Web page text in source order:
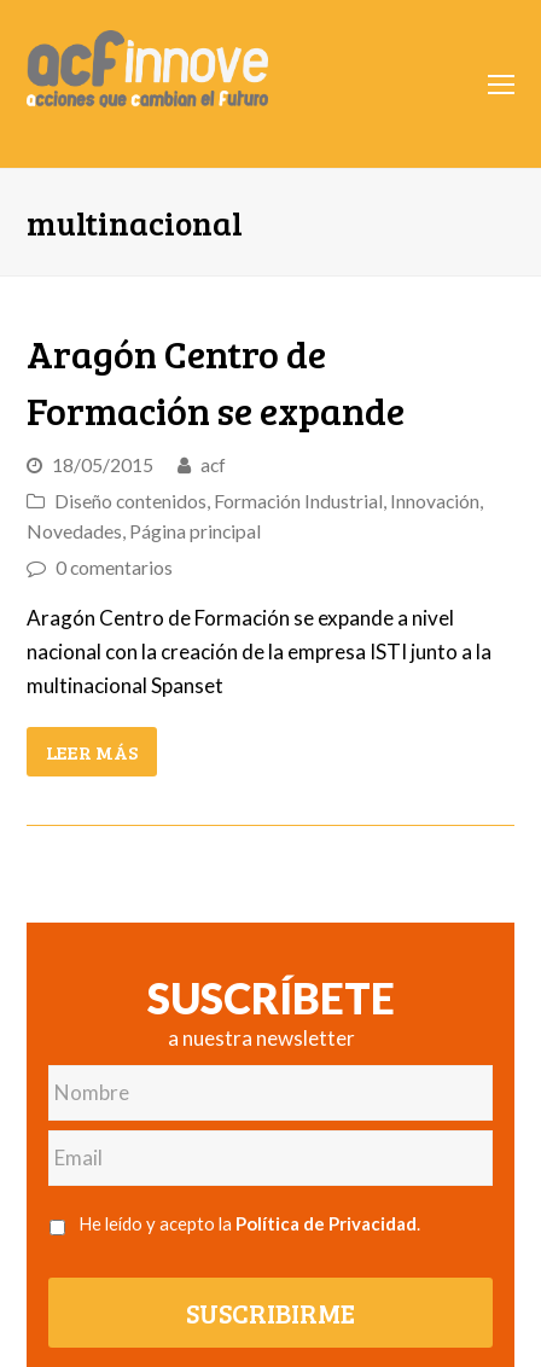
multinacional
Aragón Centro de
Formación se expande
18/05/2015
acf
Diseño contenidos, Formación Industrial, Innovación,
Novedades, Página principal
0 comentarios
Aragón Centro de Formación se expande a nivel
nacional con la creación de la empresa ISTI junto a la
multinacional Spanset
LEER MÁS
SUSCRÍBETE
a nuestra newsletter
Nombre
Email
He leído y acepto la Política de Privacidad.
SUSCRIBIRME